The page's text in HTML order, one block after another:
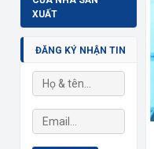
XUẤT
ĐĂNG KÝ NHẬN TIN